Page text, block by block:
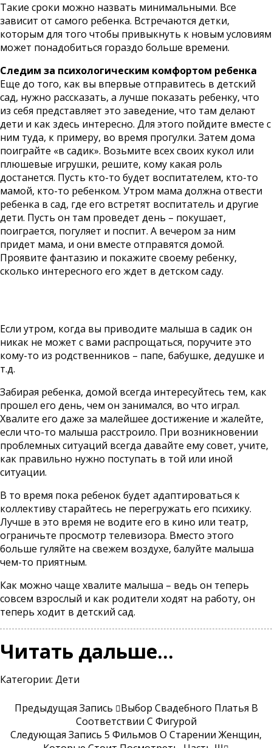
Такие сроки можно назвать минимальными. Все
зависит от самого ребенка. Встречаются детки,
которым для того чтобы привыкнуть к новым условиям
может понадобиться гораздо больше времени.
Следим за психологическим комфортом ребенка
Еще до того, как вы впервые отправитесь в детский
сад, нужно рассказать, а лучше показать ребенку, что
из себя представляет это заведение, что там делают
дети и как здесь интересно. Для этого пойдите вместе с
ним туда, к примеру, во время прогулки. Затем дома
поиграйте «в садик». Возьмите всех своих кукол или
плюшевые игрушки, решите, кому какая роль
достанется. Пусть кто-то будет воспитателем, кто-то
мамой, кто-то ребенком. Утром мама должна отвести
ребенка в сад, где его встретят воспитатель и другие
дети. Пусть он там проведет день – покушает,
поиграется, погуляет и поспит. А вечером за ним
придет мама, и они вместе отправятся домой.
Проявите фантазию и покажите своему ребенку,
сколько интересного его ждет в детском саду.
Если утром, когда вы приводите малыша в садик он
никак не может с вами распрощаться, поручите это
кому-то из родственников – папе, бабушке, дедушке и
т.д.
Забирая ребенка, домой всегда интересуйтесь тем, как
прошел его день, чем он занимался, во что играл.
Хвалите его даже за малейшее достижение и жалейте,
если что-то малыша расстроило. При возникновении
проблемных ситуаций всегда давайте ему совет, учите,
как правильно нужно поступать в той или иной
ситуации.
В то время пока ребенок будет адаптироваться к
коллективу старайтесь не перегружать его психику.
Лучше в это время не водите его в кино или театр,
ограничьте просмотр телевизора. Вместо этого
больше гуляйте на свежем воздухе, балуйте малыша
чем-то приятным.
Как можно чаще хвалите малыша – ведь он теперь
совсем взрослый и как родители ходят на работу, он
теперь ходит в детский сад.
Читать дальше…
Категории: Дети
Предыдущая Запись
Выбор Свадебного Платья В
Соответствии С Фигурой
Следующая Запись 5 Фильмов О Старении Женщин,